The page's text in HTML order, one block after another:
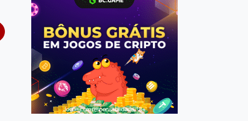
Jogue com responsabilidade. 18+